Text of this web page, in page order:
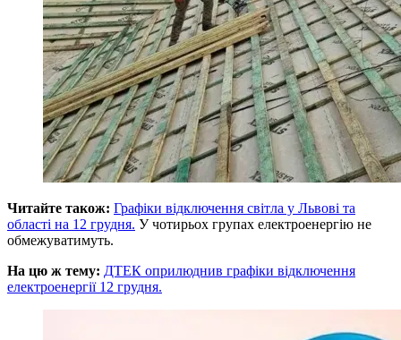
Читайте також: Графіки відключення світла у Львові та
області на 12 грудня. У чотирьох групах електроенергію не
обмежуватимуть.
На цю ж тему: ДТЕК оприлюднив графіки відключення
електроенергії 12 грудня.